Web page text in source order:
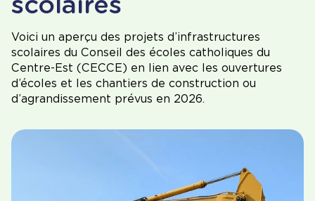
Voici un aperçu des projets d’infrastructures
scolaires du Conseil des écoles catholiques du
Centre-Est (CECCE) en lien avec les ouvertures
d’écoles et les chantiers de construction ou
d’agrandissement prévus en 2026.